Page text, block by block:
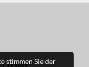
stimmen Sie der